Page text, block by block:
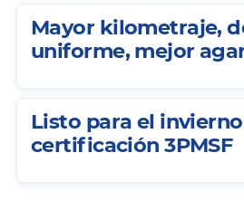
Mayor kilometraje,
uniforme, mejor
Listo para el
certificación 3PMSF